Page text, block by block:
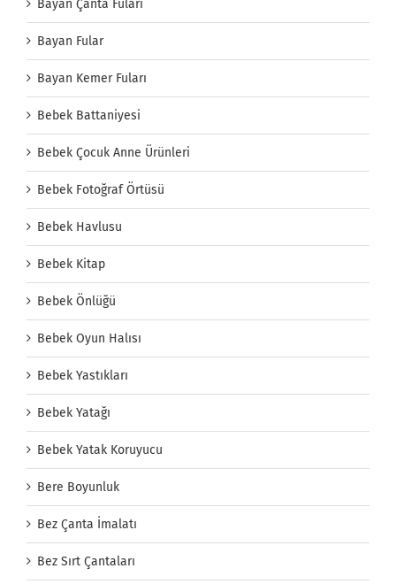
Bayan Çanta Fuları
Bayan Fular
Bayan Kemer Fuları
Bebek Battaniyesi
Bebek Çocuk Anne Ürünleri
Bebek Fotoğraf Örtüsü
Bebek Havlusu
Bebek Kitap
Bebek Önlüğü
Bebek Oyun Halısı
Bebek Yastıkları
Bebek Yatağı
Bebek Yatak Koruyucu
Bere Boyunluk
Bez Çanta İmalatı
Bez Sırt Çantaları